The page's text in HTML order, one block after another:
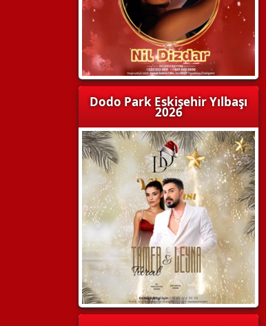
Dodo Park Eskişehir Yılbaşı
2026